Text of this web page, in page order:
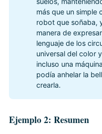
más que un simple
robot que soñaba,
manera de
lenguaje de los
universal del color
incluso una
podía anhelar la
crearla.
Ejemplo 2: Resumen